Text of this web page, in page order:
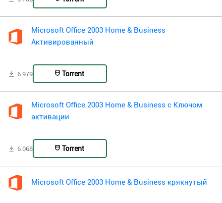
Microsoft Office 2003 Home & Business
Активированный
6 979 Torrent
Microsoft Office 2003 Home & Business с Ключом
активации
6 068 Torrent
Microsoft Office 2003 Home & Business крякнутый